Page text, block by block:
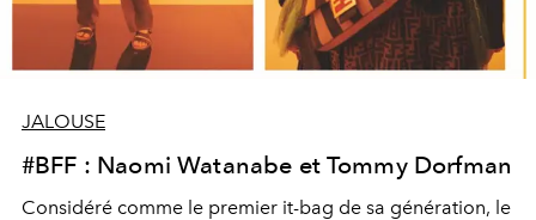
JALOUSE
#BFF : Naomi Watanabe et Tommy Dorfman
Considéré comme le premier it-bag de sa génération, le